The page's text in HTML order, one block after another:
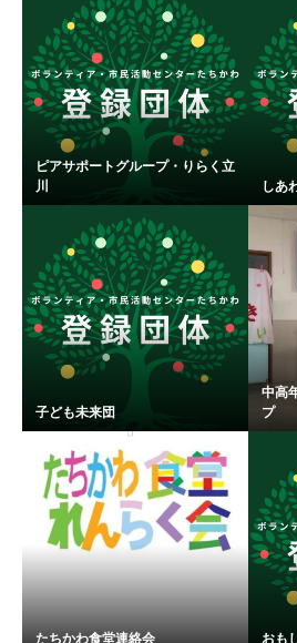
ピアサポートグループ・りらく立
川
しあ
子ども未来団
中高
プ
たちかわ食堂連絡会 おも